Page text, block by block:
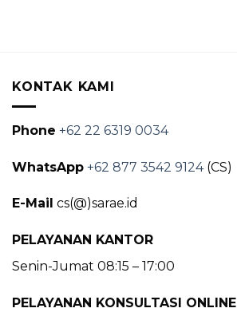
KONTAK KAMI
Phone +62 22 6319 0034
WhatsApp +62 877 3542 9124(CS)
E-Mail cs(@)sarae.id
PELAYANAN KANTOR
Senin-Jumat 08:15 – 17:00
PELAYANAN KONSULTASI ONLINE